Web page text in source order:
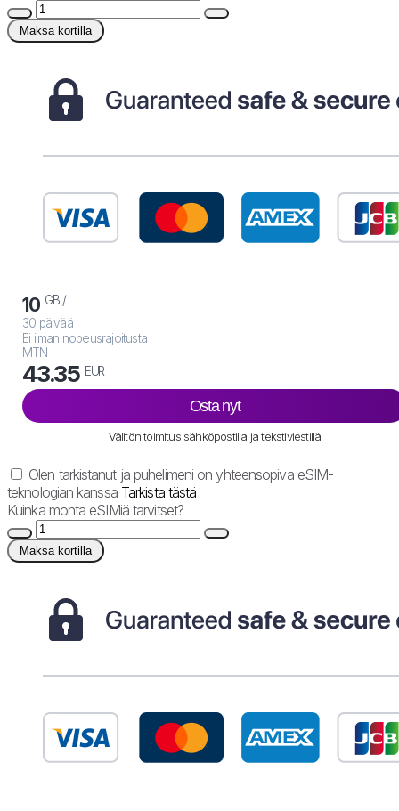
Maksa kortilla
10 GB /
30 päivää
Ei ilman nopeusrajoitusta
MTN
43.35 EUR
Osta nyt
Välitön toimitus sähköpostilla ja tekstiviestillä
Olen tarkistanut ja puhelimeni on yhteensopiva eSIM-
teknologian kanssa Tarkista tästä
Kuinka monta eSIMiä tarvitset?
Maksa kortilla